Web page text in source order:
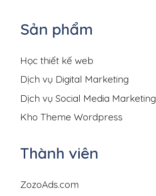
Sản phẩm
Học thiết kế web
Dịch vụ Digital Marketing
Dịch vụ Social Media Marketing
Kho Theme Wordpress
Thành viên
ZozoAds.com